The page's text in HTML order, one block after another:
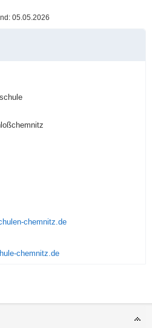
05.05.2026
chemnitz.de
chemnitz.de